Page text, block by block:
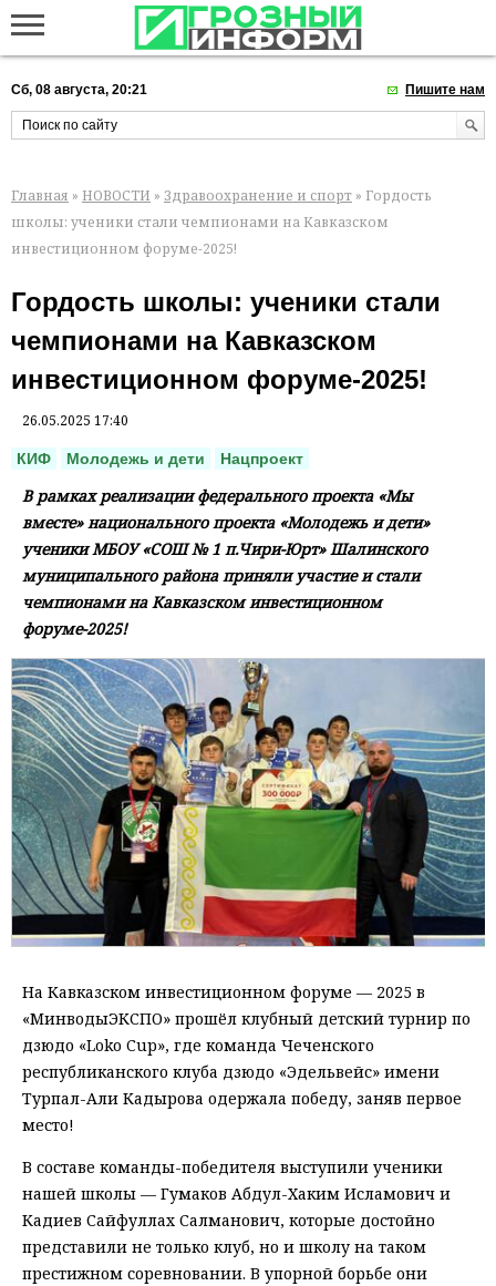
Сб, 08 августа, 20:21 Пишите нам
Главная » НОВОСТИ » Здравоохранение и спорт » Гордость
школы: ученики стали чемпионами на Кавказском
инвестиционном форуме-2025!
Гордость школы: ученики стали
чемпионами на Кавказском
инвестиционном форуме-2025!
26.05.2025 17:40
КИФ Молодежь и дети Нацпроект
В рамках реализации федерального проекта «Мы
вместе» национального проекта «Молодежь и дети»
ученики МБОУ «СОШ № 1 п.Чири-Юрт» Шалинского
муниципального района приняли участие и стали
чемпионами на Кавказском инвестиционном
форуме-2025!
На Кавказском инвестиционном форуме — 2025 в
«МинводыЭКСПО» прошёл клубный детский турнир по
дзюдо «Loko Cup», где команда Чеченского
республиканского клуба дзюдо «Эдельвейс» имени
Турпал-Али Кадырова одержала победу, заняв первое
место!
В составе команды-победителя выступили ученики
нашей школы — Гумаков Абдул-Хаким Исламович и
Кадиев Сайфуллах Салманович, которые достойно
представили не только клуб, но и школу на таком
престижном соревновании. В упорной борьбе они